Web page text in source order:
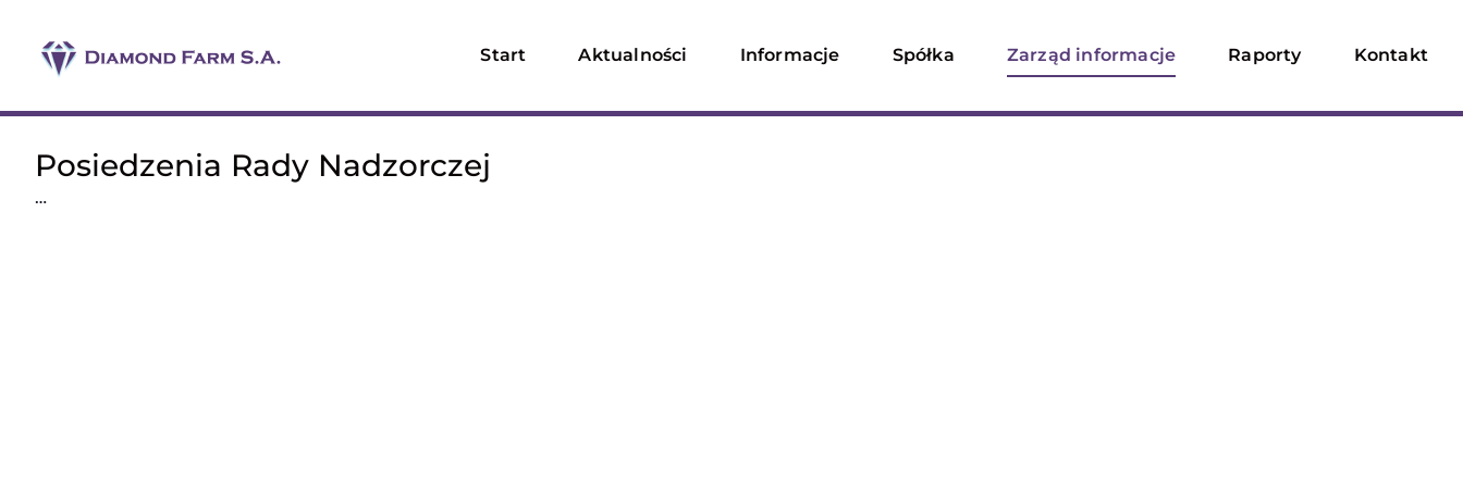
zawartości
Start Aktualności Informacje Spółka Zarząd informacje Raporty Kontakt
Posiedzenia Rady Nadzorczej
…